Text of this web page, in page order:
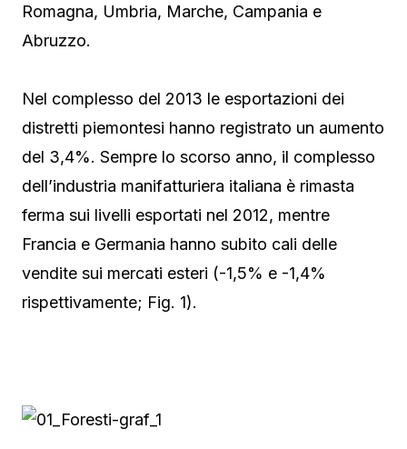
Romagna, Umbria, Marche, Campania e
Abruzzo.
Nel complesso del 2013 le esportazioni dei
distretti piemontesi hanno registrato un aumento
del 3,4%. Sempre lo scorso anno, il complesso
dell’industria manifatturiera italiana è rimasta
ferma sui livelli esportati nel 2012, mentre
Francia e Germania hanno subito cali delle
vendite sui mercati esteri (-1,5% e -1,4%
rispettivamente; Fig. 1).